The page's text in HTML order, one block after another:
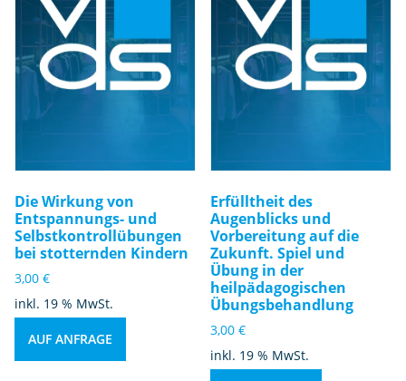
Die Wirkung von
Entspannungs- und
Selbstkontrollübungen
bei stotternden Kindern
3,00 €
inkl. 19 % MwSt.
AUF ANFRAGE
Erfülltheit des
Augenblicks und
Vorbereitung auf die
Zukunft. Spiel und
Übung in der
heilpädagogischen
Übungsbehandlung
3,00€
inkl. 19 % MwSt.